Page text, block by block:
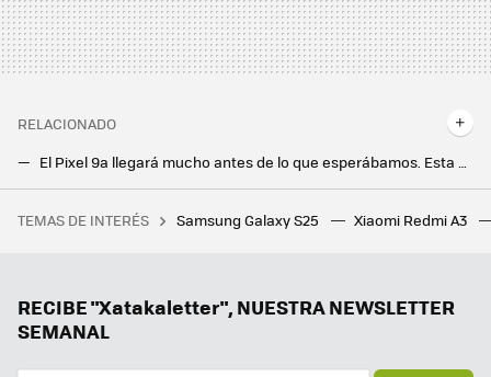
RELACIONADO
El Pixel 9a llegará mucho antes de lo que esperábamos. Esta es la fecha en la que podremos comprarlo, según Android Headlines
El futuro Pixel 11 recuperará una de las mejores funciones del Pixel 4, según las últimas filtraciones
Un joven de 19 años hackeó el iPhone, fue contratado por Apple y terminó despedido por no contestar a un correo
TEMAS DE INTERÉS Samsung Galaxy S25 Xiaomi Redmi A3
RECIBE "Xatakaletter", NUESTRA NEWSLETTER
SEMANAL